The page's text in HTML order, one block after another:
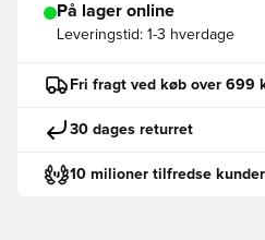
På lager online
Leveringstid: 1-3 hverdage
Fri fragt ved køb over 699
30 dages returret
10 milioner tilfredse